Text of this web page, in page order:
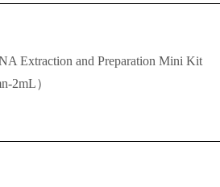
Extraction and Preparation Mini Kit
2mL）